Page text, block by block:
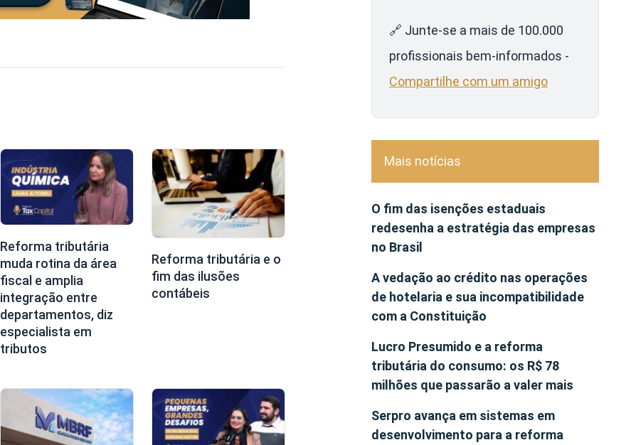
Reforma tributária
muda rotina da área
fiscal e amplia
integração entre
departamentos, diz
especialista em
tributos
Reforma tributária e o
fim das ilusões
contábeis
🔗 Junte-se a mais de 100.000
profissionais bem-informados -
Compartilhe com um amigo
Mais notícias
O fim das isenções estaduais
redesenha a estratégia das empresas
no Brasil
A vedação ao crédito nas operações
de hotelaria e sua incompatibilidade
com a Constituição
Lucro Presumido e a reforma
tributária do consumo: os R$ 78
milhões que passarão a valer mais
Serpro avança em sistemas em
desenvolvimento para a reforma